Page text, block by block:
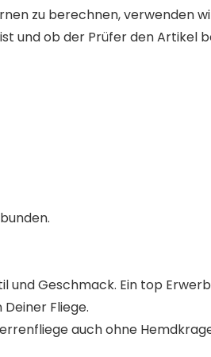
zu berechnen, verwenden
und ob der Prüfer den Artikel
und Geschmack. Ein top
Fliege.
auch ohne